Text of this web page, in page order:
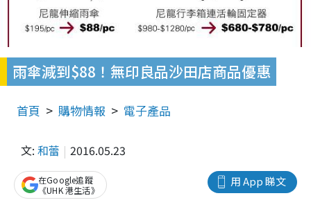
雨傘減到$88！無印良品沙田店商品優惠
首頁 購物情報 電子產品
文: 和蕾 2016.05.23
用 App 睇文
在Google追蹤
《UHK 港生活》